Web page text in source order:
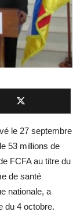
le 27 septembre
53 millions de
FCFA au titre du
de santé
nationale, a
du 4 octobre.